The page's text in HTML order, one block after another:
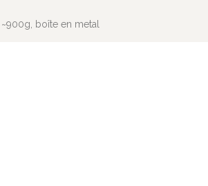
boîte en metal